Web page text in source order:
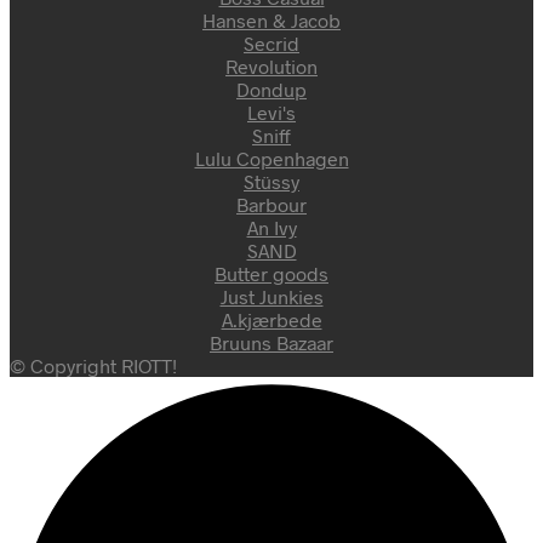
Hansen & Jacob
Secrid
Revolution
Dondup
Levi's
Sniff
Lulu Copenhagen
Stüssy
Barbour
An Ivy
SAND
Butter goods
Just Junkies
A.kjærbede
Bruuns Bazaar
© Copyright RIOTT!